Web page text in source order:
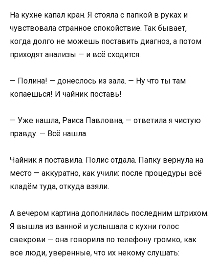
На кухне капал кран. Я стояла с папкой в руках и
чувствовала странное спокойствие. Так бывает,
когда долго не можешь поставить диагноз, а потом
приходят анализы — и всё сходится.
— Полина! — донеслось из зала. — Ну что ты там
копаешься! И чайник поставь!
— Уже нашла, Раиса Павловна, — ответила я чистую
правду. — Всё нашла.
Чайник я поставила. Полис отдала. Папку вернула на
место — аккуратно, как учили: после процедуры всё
кладём туда, откуда взяли.
А вечером картина дополнилась последним штрихом.
Я вышла из ванной и услышала с кухни голос
свекрови — она говорила по телефону громко, как
все люди, уверенные, что их некому слушать: